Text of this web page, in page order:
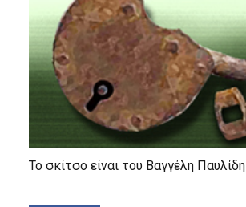
Το σκίτσο είναι του Βαγγέλη Παυλίδη